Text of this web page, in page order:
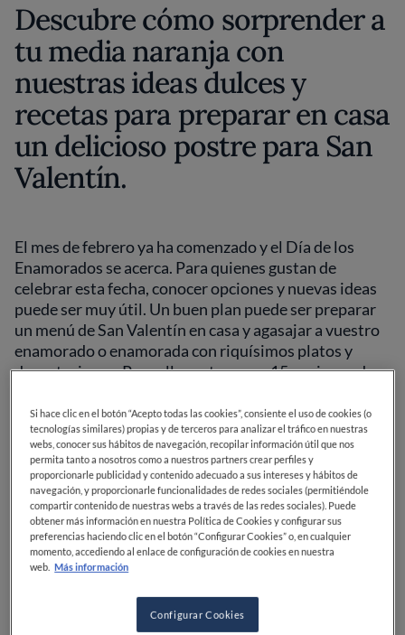
Descubre cómo sorprender a
tu media naranja con
nuestras ideas dulces y
recetas para preparar en casa
un delicioso postre para San
Valentín.
El mes de febrero ya ha comenzado y el Día de los
Enamorados se acerca. Para quienes gustan de
celebrar esta fecha, conocer opciones y nuevas ideas
puede ser muy útil. Un buen plan puede ser preparar
un menú de San Valentín en casa y agasajar a vuestro
enamorado o enamorada con riquísimos platos y
degustaciones. Para ello, os traemos 15 opciones de
y disfrutar de buenas alternativas dulces.
Panna cotta con fresas
Este postre es uno de los dulces italianos más
famosos y populares, y forma parte del grupo de
postres catalogados como “de cuchara”. La
generalmente se adapta a todos los gustos y encaja
Si hace clic en el botón “Acepto todas las cookies”, consiente el uso de cookies (o
tecnologías similares) propias y de terceros para analizar el tráfico en nuestras
webs, conocer sus hábitos de navegación, recopilar información útil que nos
permita tanto a nosotros como a nuestros partners crear perfiles y
proporcionarle publicidad y contenido adecuado a sus intereses y hábitos de
navegación, y proporcionarle funcionalidades de redes sociales (permitiéndole
compartir contenido de nuestras webs a través de las redes sociales). Puede
obtener más información en nuestra Política de Cookies y configurar sus
preferencias haciendo clic en el botón “Configurar Cookies” o, en cualquier
momento, accediendo al enlace de configuración de cookies en nuestra
web. Más información
Configurar Cookies